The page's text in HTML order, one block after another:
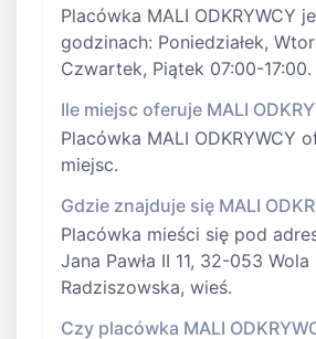
Placówka MALI ODKRYWCY
godzinach: Poniedziałek,
Czwartek, Piątek 07:00-17:00.
Ile miejsc oferuje MALI
Placówka MALI ODKRYWCY
miejsc.
Gdzie znajduje się MALI
Placówka mieści się pod
Jana Pawła II 11, 32-053 Wola
Radziszowska, wieś.
Czy placówka MALI